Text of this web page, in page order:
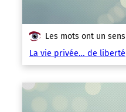
Les mots ont un sens
La vie privée… de liberté